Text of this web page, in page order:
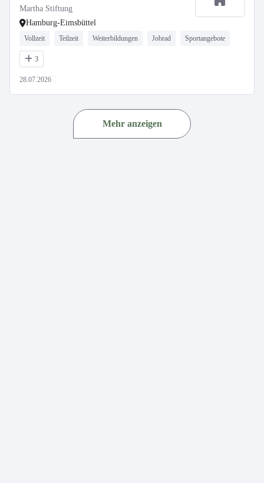
Martha Stiftung
Hamburg-Eimsbüttel
Vollzeit Teilzeit Weiterbildungen Jobrad Sportangebote
3
28.07.2026
Mehr anzeigen